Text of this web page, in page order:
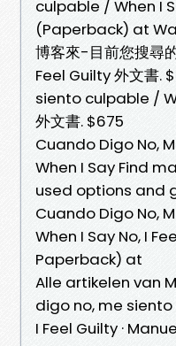
culpable / When I
(Paperback) at
博客來-目前您搜尋
Feel Guilty 外文書.
siento culpable /
外文書. $675
Cuando Digo No,
When I Say Find
used options and
Cuando Digo No,
When I Say No, I
Paperback) at
Alle artikelen van
digo no, me siento
I Feel Guilty ·